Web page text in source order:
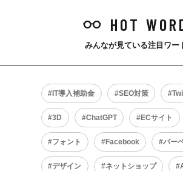
HOT
みんなが見ている注目ワー
IT導入補助金 SEO対策
3D ChatGPT ECサイト
フォント Facebook バー
デザイン ネットショップ